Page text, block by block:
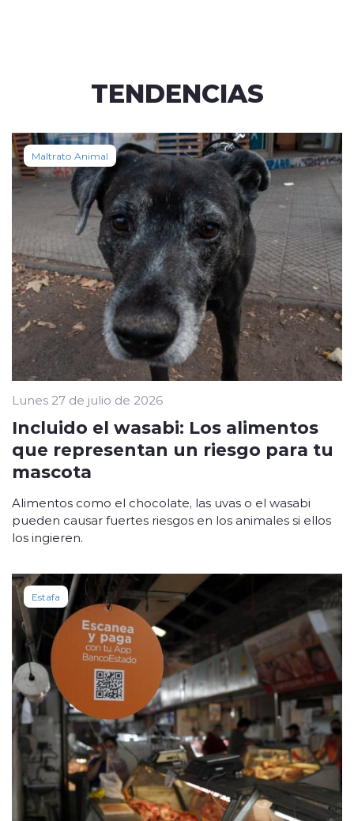
TENDENCIAS
Maltrato Animal
Lunes 27 de julio de 2026
Incluido el wasabi: Los alimentos
que representan un riesgo para tu
mascota
Alimentos como el chocolate, las uvas o el wasabi
pueden causar fuertes riesgos en los animales si ellos
los ingieren.
Estafa